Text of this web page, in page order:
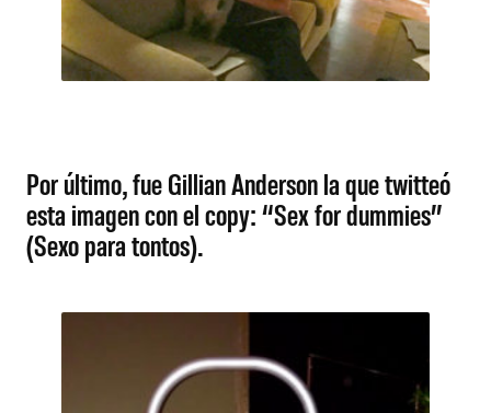
Por último, fue Gillian Anderson la que twitteó
esta imagen con el copy: “Sex for dummies”
(Sexo para tontos).